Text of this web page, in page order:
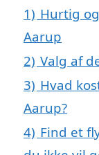
1) Hurtig
Aarup
2) Valg af
3) Hvad
Aarup?
4) Find et